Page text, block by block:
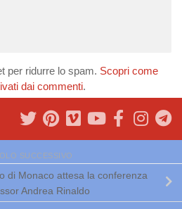
per ridurre lo spam. Scopri come
dai commenti.
SUCCESSIVO
di Monaco attesa la conferenza
Andrea Rinaldo